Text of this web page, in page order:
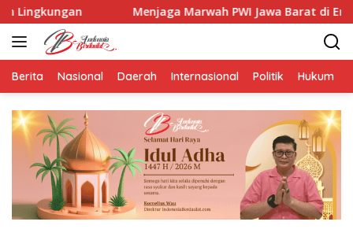
Langsung
ke
konten
Menjaga Marwah PWI Jawa Barat di Era AI:
Berita Nasional Daerah Internasional Politik Hukum